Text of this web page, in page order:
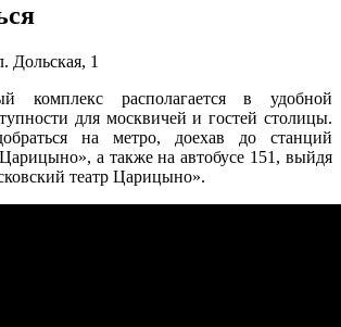
Дольская, 1
комплекс располагается в удобной
для москвичей и гостей столицы.
на метро, доехав до станций
а также на автобусе 151, выйдя
театр Царицыно».